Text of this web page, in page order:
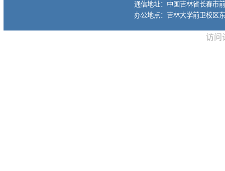
通信地址：中国吉林省长春市
办公地点：吉林大学前卫校区
访问